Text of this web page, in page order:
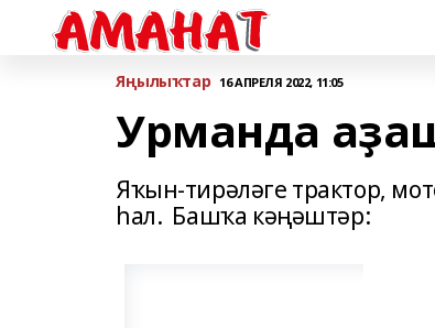
Яңылыҡтар 16 АПРЕЛЯ 2022, 11:05
Урманда
Яҡын-тирәләге трактор,
һал. Башҡа кәңәштәр: